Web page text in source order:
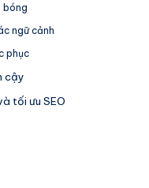
bóng
ngữ cảnh
phục
cậy
tối ưu SEO